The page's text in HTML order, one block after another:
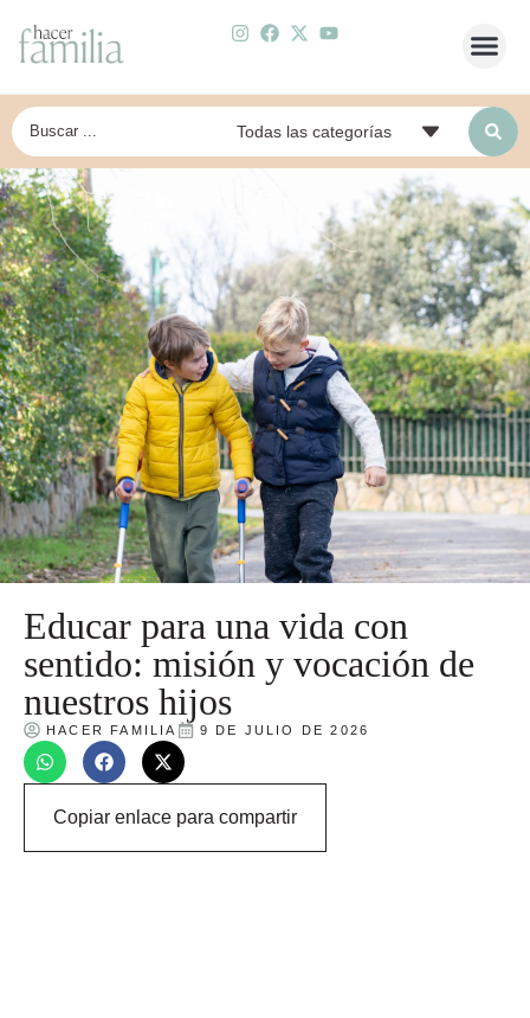
Educar para una vida con
sentido: misión y vocación de
nuestros hijos
HACER FAMILIA 9 DE JULIO DE 2026
Copiar enlace para compartir